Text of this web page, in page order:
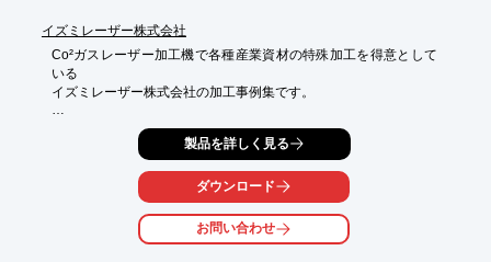
イズミレーザー株式会社
Co²ガスレーザー加工機で各種産業資材の特殊加工を得意として
いる
イズミレーザー株式会社の加工事例集です。
樹脂板・フィルムの割れない加工、厚物粘着製品加工、
厚物発泡体加工などの「非接触加工」をはじめ、「微細加工」
手間のかからない「PET曲げ加工」など、様々な事例を紹介して
【ハンドブック掲載概要】
製品を詳しく見る
ダウンロード
お問い合わせ